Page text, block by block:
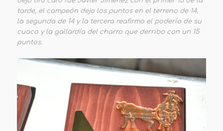
tarde, el campeón dejo los puntos en el terreno de 14,
la segunda de 14 y la tercera reafirmo el poderío de su
cuaco y la gallardía del charro que derribo con un 15
puntos.